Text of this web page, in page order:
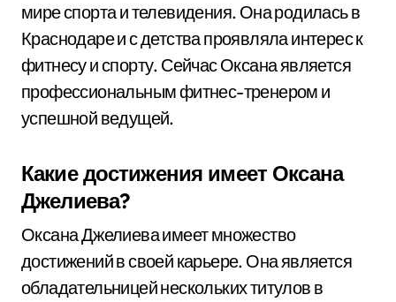
мире спорта и телевидения. Она родилась в
Краснодаре и с детства проявляла интерес к
фитнесу и спорту. Сейчас Оксана является
профессиональным фитнес-тренером и
успешной ведущей.
Какие достижения имеет Оксана
Джелиева?
Оксана Джелиева имеет множество
достижений в своей карьере. Она является
обладательницей нескольких титулов в